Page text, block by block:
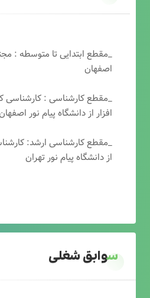
_مقطع ابتدایی تا متوسطه :
اصفهان
_مقطع کارشناسی : کارشناسی
افزار از دانشگاه پیام نور
از دانشگاه پیام نور تهران
سوابق شغلی